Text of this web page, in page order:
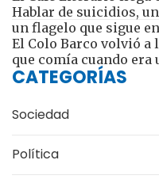
Hablar de suicidios,
un flagelo que sigue
El Colo Barco volvió a
que comía cuando era
CATEGORÍAS
Sociedad
Política